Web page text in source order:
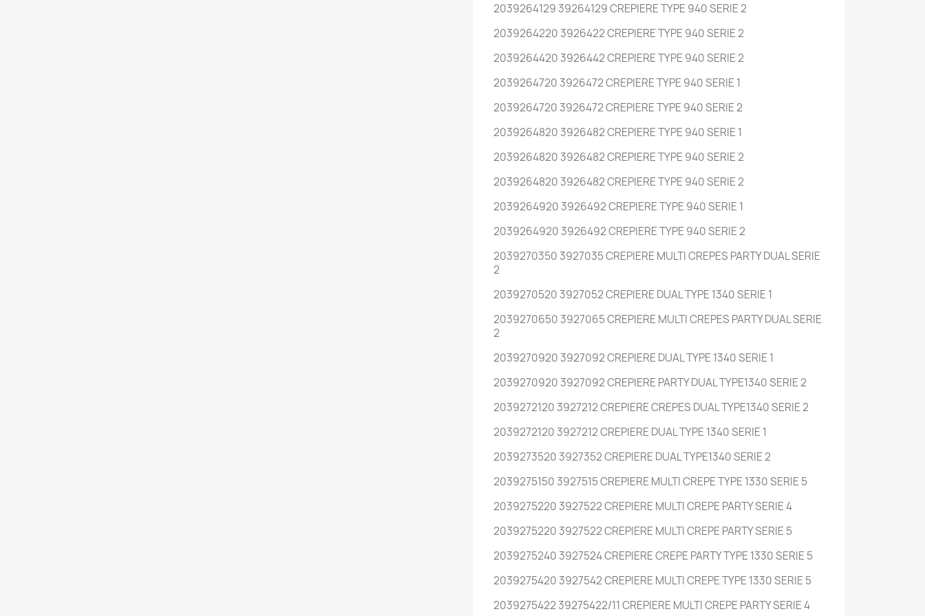
2039264129 39264129 CREPIERE TYPE 940 SERIE 2
2039264220 3926422 CREPIERE TYPE 940 SERIE 2
2039264420 3926442 CREPIERE TYPE 940 SERIE 2
2039264720 3926472 CREPIERE TYPE 940 SERIE 1
2039264720 3926472 CREPIERE TYPE 940 SERIE 2
2039264820 3926482 CREPIERE TYPE 940 SERIE 1
2039264820 3926482 CREPIERE TYPE 940 SERIE 2
2039264820 3926482 CREPIERE TYPE 940 SERIE 2
2039264920 3926492 CREPIERE TYPE 940 SERIE 1
2039264920 3926492 CREPIERE TYPE 940 SERIE 2
2039270350 3927035 CREPIERE MULTI CREPES PARTY DUAL SERIE
2
2039270520 3927052 CREPIERE DUAL TYPE 1340 SERIE 1
2039270650 3927065 CREPIERE MULTI CREPES PARTY DUAL SERIE
2
2039270920 3927092 CREPIERE DUAL TYPE 1340 SERIE 1
2039270920 3927092 CREPIERE PARTY DUAL TYPE1340 SERIE 2
2039272120 3927212 CREPIERE CREPES DUAL TYPE1340 SERIE 2
2039272120 3927212 CREPIERE DUAL TYPE 1340 SERIE 1
2039273520 3927352 CREPIERE DUAL TYPE1340 SERIE 2
2039275150 3927515 CREPIERE MULTI CREPE TYPE 1330 SERIE 5
2039275220 3927522 CREPIERE MULTI CREPE PARTY SERIE 4
2039275220 3927522 CREPIERE MULTI CREPE PARTY SERIE 5
2039275240 3927524 CREPIERE CREPE PARTY TYPE 1330 SERIE 5
2039275420 3927542 CREPIERE MULTI CREPE TYPE 1330 SERIE 5
2039275422 39275422/11 CREPIERE MULTI CREPE PARTY SERIE 4